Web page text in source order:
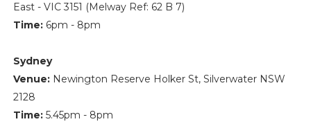
East - VIC 3151 (Melway Ref: 62 B 7)
Time:6pm - 8pm
Sydney
Venue:Newington Reserve Holker St, Silverwater NSW
2128
Time:5.45pm - 8pm